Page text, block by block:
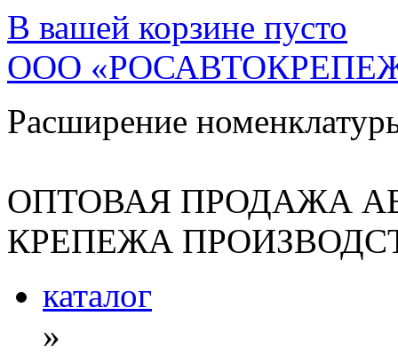
В вашей корзине пусто
ООО
Расширение
ОПТОВАЯ ПРОДАЖА
КРЕПЕЖА
каталог
»